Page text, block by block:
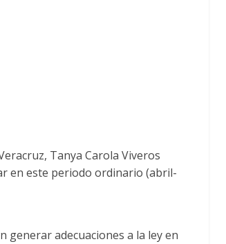
Tanya Carola Viveros
en este periodo ordinario (abril-
generar adecuaciones a la ley en